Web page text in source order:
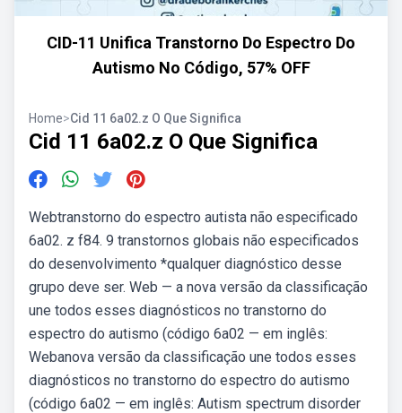
CID-11 Unifica Transtorno Do Espectro Do
Autismo No Código, 57% OFF
Home>Cid 11 6a02.z O Que Significa
Cid 11 6a02.z O Que Significa
Webtranstorno do espectro autista não especificado
6a02. z f84. 9 transtornos globais não especificados
do desenvolvimento *qualquer diagnóstico desse
grupo deve ser. Web — a nova versão da classificação
une todos esses diagnósticos no transtorno do
espectro do autismo (código 6a02 — em inglês:
Webanova versão da classificação une todos esses
diagnósticos no transtorno do espectro do autismo
(código 6a02 — em inglês: Autism spectrum disorder